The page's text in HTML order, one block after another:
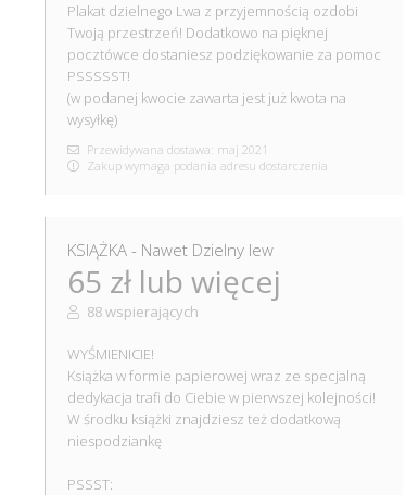
Plakat dzielnego Lwa z przyjemnością ozdobi
Twoją przestrzeń! Dodatkowo na pięknej
pocztówce dostaniesz podziękowanie za pomoc
PSSSSST!
(w podanej kwocie zawarta jest już kwota na
wysyłkę)
Przewidywana dostawa: maj 2021
Zakup wymaga podania adresu dostarczenia
KSIĄŻKA - Nawet Dzielny lew
65 zł lub więcej
88 wspierających
WYŚMIENICIE!
Książka w formie papierowej wraz ze specjalną
dedykacja trafi do Ciebie w pierwszej kolejności!
W środku książki znajdziesz też dodatkową
niespodziankę
PSSST: